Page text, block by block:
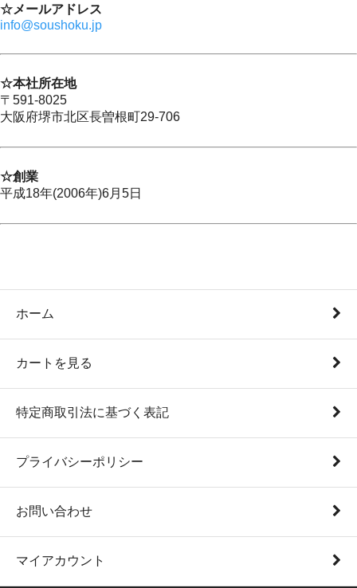
☆メールアドレス
info@soushoku.jp
☆本社所在地
〒591-8025
大阪府堺市北区長曽根町29-706
☆創業
平成18年(2006年)6月5日
ホーム
カートを見る
特定商取引法に基づく表記
プライバシーポリシー
お問い合わせ
マイアカウント